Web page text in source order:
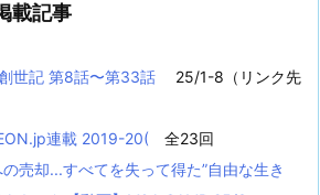
載記事
世記 第8話〜第33話
25/1-8（リンク先
連載 2019-20(
全23回
売却...すべてを失って得た”自由な生き